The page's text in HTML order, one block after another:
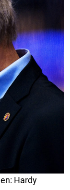
Hardy